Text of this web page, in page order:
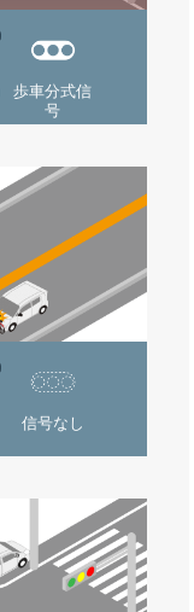
歩車分式信
号
信号なし